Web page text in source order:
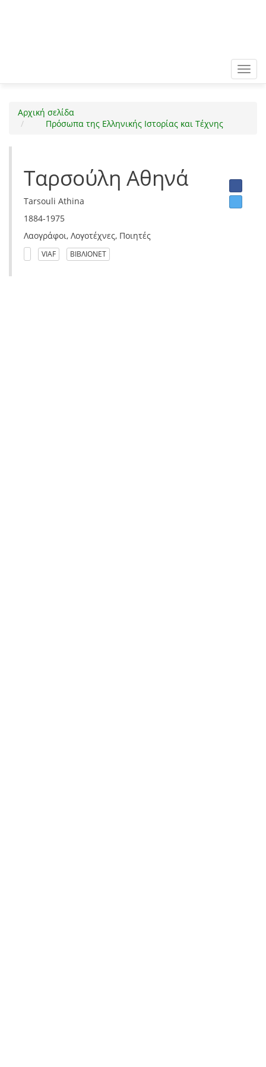
Αρχική σελίδα
Πρόσωπα της Ελληνικής Ιστορίας και Τέχνης
Ταρσούλη Αθηνά
Tarsouli Athina
1884-1975
Λαογράφοι, Λογοτέχνες, Ποιητές
VIAF ΒΙΒΛΙΟΝΕΤ